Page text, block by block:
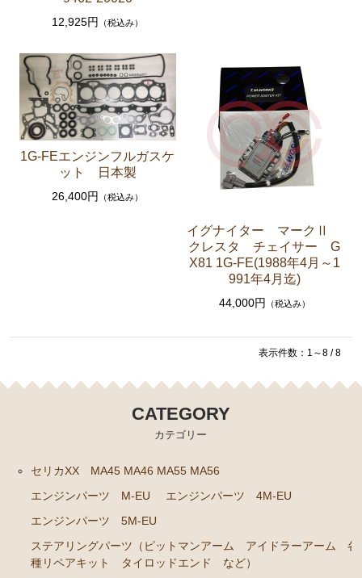
クラッチパーツ（マスターシリンダー クラッチレリ
燃料パーツ（ポンプ フィルター ダンパー センダ
ーゲージなど）
スープラ JZA80
エンジンパーツ 2JZ-GTE JZA80
エンジンパーツ 2JZ-GE JZA80
エンジンパーツ 5M-GEU MZ11
エンジンパーツ 6M-GEU MZ12
エンジンパーツ 共通（マウント イグニッションコ
ブレーキパーツ（マスターシリンダー リペアキッ
クラッチパーツ（マスターシリンダー クラッチレリ
ステアリングパーツ（各種リペアキット ラックブー
足回りパーツ（アッパーマウント ベアリング ボー
12,925円 （税込み）
1G-FEエンジンフルガスケ
ット 日本製
26,400円 （税込み）
イグナイター マークⅡ
クレスタ チェイサー G
X81 1G-FE(1988年4月～1
991年4月迄)
44,000円 （税込み）
表示件数：1～8 / 8
CATEGORY
カテゴリー
セリカXX MA45 MA46 MA55 MA56
エンジンパーツ M-EU
エンジンパーツ 4M-EU
エンジンパーツ 5M-EU
ステアリングパーツ（ピットマンアーム アイドラーアーム 各
種リペアキット タイロッドエンド など）